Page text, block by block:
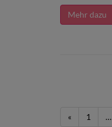
Mehr dazu
« 1 …